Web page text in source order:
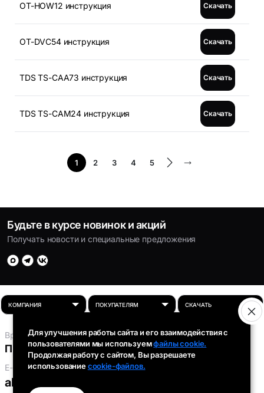
OT-HOW12 инструкция Скачать
OT-DVC54 инструкция Скачать
TDS TS-CAA73 инструкция Скачать
TDS TS-CAM24 инструкция Скачать
1 2 3 4 5
Будьте в курсе новинок и акций
Получать новости и специальные предложения
Время работы:
Пн-Пт: 8:00 - 16:30
E-mail:
absolut-tds@inbox.ru
Для улучшения работы сайта и его взаимодействия с
пользователями мы используемфайлы cookie.
Продолжая работу с сайтом, Вы разрешаете
использованиеcookie-файлов.